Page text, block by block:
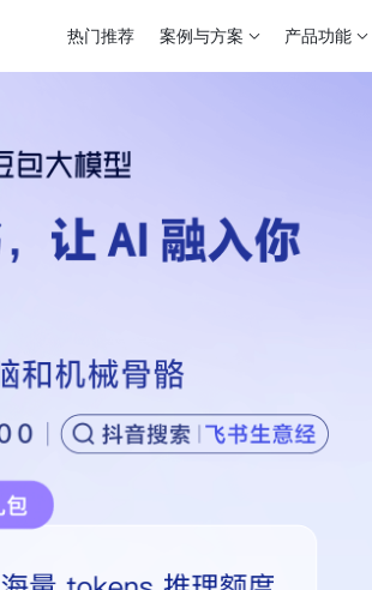
热门推荐 案例与方案 产品功能